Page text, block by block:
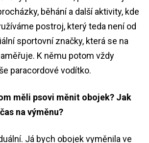
běhání a další aktivity, kde
postroj, který teda není od
sportovní značky, která se na
K němu potom vždy
paracordové vodítko.
měli psovi měnit obojek? Jak
na výměnu?
Já bych obojek vyměnila ve